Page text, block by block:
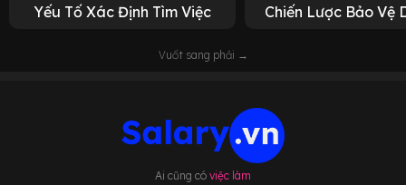
Yếu Tố Xác Định Tìm Việc Chiến Lược Bảo Vệ
Vuốt sang phải →
Ai cũng có việc làm